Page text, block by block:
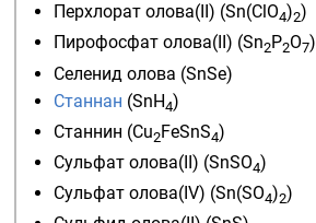
Перхлорат олова(II) (Sn(ClO4)2)
Пирофосфат олова(II) (Sn2P2O7)
Селенид олова (SnSe)
Станнан (SnH4)
Станнин (Cu2FeSnS4)
Сульфат олова(II) (SnSO4)
Сульфат олова(IV) (Sn(SO4)2)